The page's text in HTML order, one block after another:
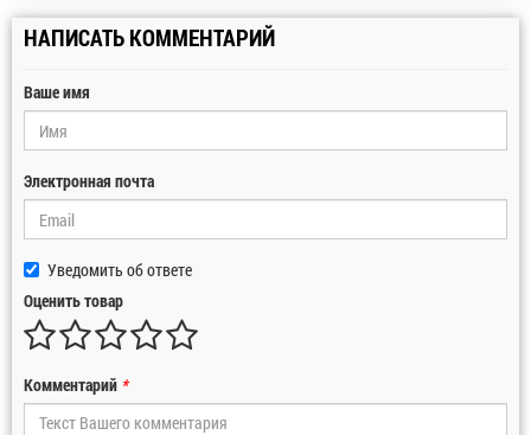
НАПИСАТЬ КОММЕНТАРИЙ
Ваше имя
Электронная почта
Уведомить об ответе
Оценить товар
Комментарий *